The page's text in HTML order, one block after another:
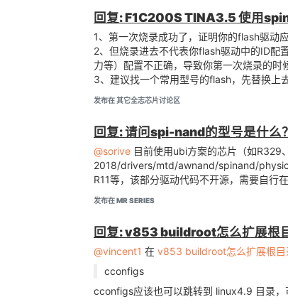
;----------------------------------------------------------------------------------
[target]
-storage_type    = 1
+storage_type    = 5
burn_key        = 0
;----------------------------------------------------------------------------------
打开放置启动阶段logo图片的路径如下：
把新的logo文件重命名为 bootlogo.bmp
重新打包，但是发现打包失败，报如下
mbr size = 4096
mbr magic softw411
disk name=boot-resource
ERROR: filename = boot-
ERROR: part_size = 6016 sector
ERROR: update mbr file fail
这个是很常见的一个错误，因为我们的
回复: F1C200S TINA3.5 使用
1、第一次烧录成功了，证明你的flash驱动
2、但烧录进去不代表你flash驱动中的ID配
力等）配置不正确，导致你第一次烧录的
3、建议找一个常用型号的flash，先替换上
发布在 其它全志芯片讨论区
回复: 请问spi-nand的型号是什么？
@sorive 目前使用ubi方案的芯片（如
2018/drivers/mtd/awnand/spinand/physic/
R11等，该部分驱动代码不开源，需要自行
发布在 MR SERIES
回复: v853 buildroot怎么扩展根
@vincent1 在 v853 buildroot怎么扩展根目
cconfigs
cconfigs应该也可以跳转到 linux4.9 目录，